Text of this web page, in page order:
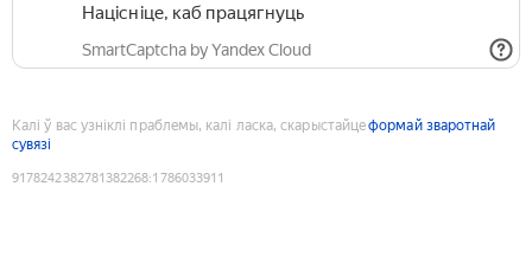
Націсніце, каб працягнуць
SmartCaptcha by Yandex Cloud
Калі ў вас узніклі праблемы, калі ласка, скарыстайцеформай зваротнай
сувязі
9178242382781382268:1786033911